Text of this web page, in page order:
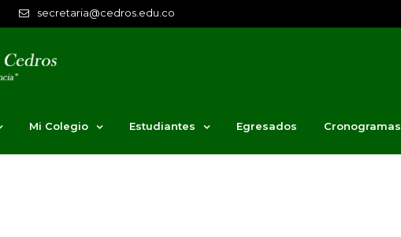
secretaria@cedros.edu.co
Mi Colegio Estudiantes Egresados Cronogramas